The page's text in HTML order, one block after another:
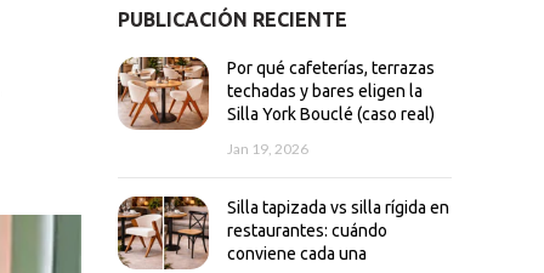
PUBLICACIÓN RECIENTE
Por qué cafeterías, terrazas
techadas y bares eligen la
Silla York Bouclé (caso real)
Jan 19, 2026
Silla tapizada vs silla rígida en
restaurantes: cuándo
conviene cada una